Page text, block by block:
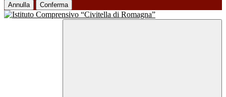
Annulla Conferma